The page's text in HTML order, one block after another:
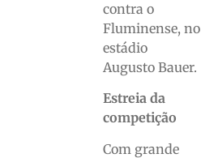
contra o
Fluminense, no
estádio
Augusto Bauer.
Estreia da
competição
Com grande